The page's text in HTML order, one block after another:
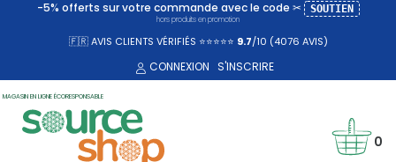
-5% offerts sur votre commande avec le code ✂ SOUTIEN
hors produits en promotion
🇫🇷 AVIS CLIENTS VÉRIFIÉS ⭐⭐⭐⭐⭐ 9.7/10 (4076 AVIS)
CONNEXION S'INSCRIRE
MAGASIN EN LIGNE ÉCORESPONSABLE
0